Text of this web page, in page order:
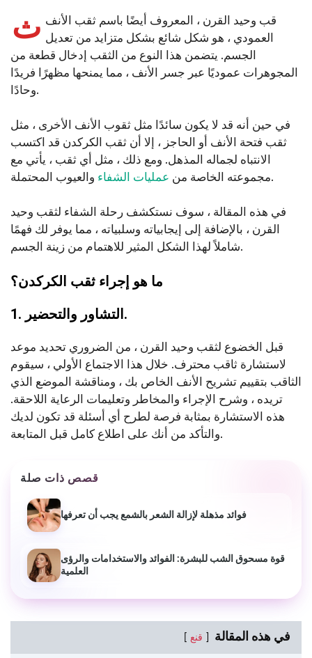
ث قب وحيد القرن ، المعروف أيضًا باسم ثقب الأنف
العمودي ، هو شكل شائع بشكل متزايد من تعديل
الجسم. يتضمن هذا النوع من الثقب إدخال قطعة من
المجوهرات عموديًا عبر جسر الأنف ، مما يمنحها مظهرًا فريدًا
وحادًا.
في حين أنه قد لا يكون سائدًا مثل ثقوب الأنف الأخرى ، مثل
ثقب فتحة الأنف أو الحاجز ، إلا أن ثقب الكركدن قد اكتسب
الانتباه لجماله المذهل. ومع ذلك ، مثل أي ثقب ، يأتي مع
مجموعته الخاصة من عمليات الشفاء والعيوب المحتملة.
في هذه المقالة ، سوف نستكشف رحلة الشفاء لثقب وحيد
القرن ، بالإضافة إلى إيجابياته وسلبياته ، مما يوفر لك فهمًا
شاملاً لهذا الشكل المثير للاهتمام من زينة الجسم.
ما هو إجراء ثقب الكركدن؟
1. التشاور والتحضير.
قبل الخضوع لثقب وحيد القرن ، من الضروري تحديد موعد
لاستشارة ثاقب محترف. خلال هذا الاجتماع الأولي ، سيقوم
الثاقب بتقييم تشريح الأنف الخاص بك ، ومناقشة الموضع الذي
تريده ، وشرح الإجراء والمخاطر وتعليمات الرعاية اللاحقة.
هذه الاستشارة بمثابة فرصة لطرح أي أسئلة قد تكون لديك
والتأكد من أنك على اطلاع كامل قبل المتابعة.
قصص ذات صلة
فوائد مذهلة لإزالة الشعر بالشمع يجب أن تعرفها
قوة مسحوق الشب للبشرة: الفوائد والاستخدامات والرؤى
العلمية
في هذه المقالة قنع